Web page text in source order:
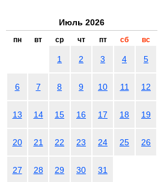
Июль 2026
пн вт ср чт пт сб вс
1 2 3 4 5
6 7 8 9 10 11 12
13 14 15 16 17 18 19
20 21 22 23 24 25 26
27 28 29 30 31